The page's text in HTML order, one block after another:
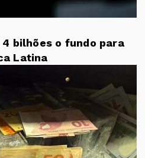
4 bilhões o fundo para
Latina